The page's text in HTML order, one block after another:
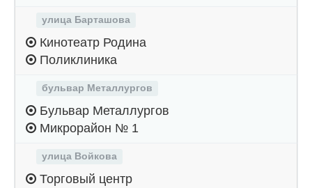
улица Барташова
Кинотеатр Родина
Поликлиника
бульвар Металлургов
Бульвар Металлургов
Микрорайон № 1
улица Войкова
Торговый центр